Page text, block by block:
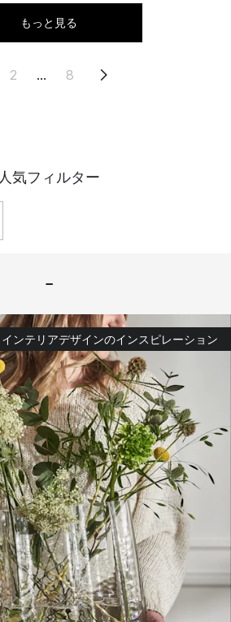
もっと見る
2 ... 8
人気フィルター
-
インテリアデザインのインスピレーション